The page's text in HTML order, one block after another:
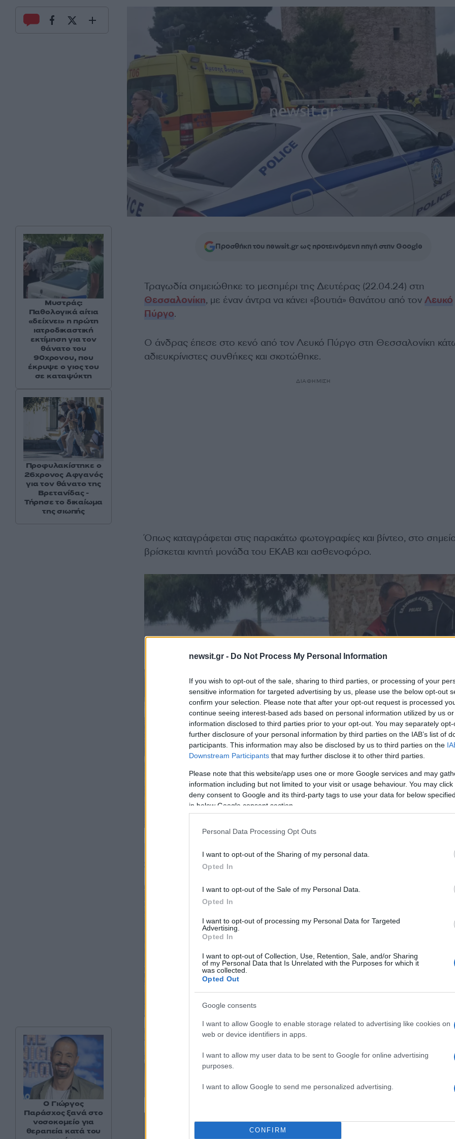
newsit.gr - Do Not Process My Personal Information
If you wish to opt-out of the sale, sharing to third parties, or processing of your
sensitive information for targeted advertising by us, please use the below opt-out
confirm your selection. Please note that after your opt-out request is processed
continue seeing interest-based ads based on personal information utilized by us
information disclosed to third parties prior to your opt-out. You may separately
further disclosure of your personal information by third parties on the IAB’s list of
participants. This information may also be disclosed by us to third parties on the
Downstream Participants that may further disclose it to other third parties.
Please note that this website/app uses one or more Google services and may
information including but not limited to your visit or usage behaviour. You may
deny consent to Google and its third-party tags to use your data for below
in below Google consent section.
Personal Data Processing Opt Outs
I want to opt-out of the Sharing of my personal data.
Opted In
I want to opt-out of the Sale of my Personal Data.
Opted In
I want to opt-out of processing my Personal Data for Targeted
Advertising.
Opted In
I want to opt-out of Collection, Use, Retention, Sale, and/or Sharing
of my Personal Data that Is Unrelated with the Purposes for which it
was collected.
Opted Out
Google consents
I want to allow Google to enable storage related to advertising like cookies on
web or device identifiers in apps.
I want to allow my user data to be sent to Google for online advertising
purposes.
I want to allow Google to send me personalized advertising.
CONFIRM
Προσθήκη του newsit.gr ως προτεινόμενη πηγή στην Google
Τραγωδία σημειώθηκε το μεσημέρι της Δευτέρας (22.04.24) στη
Θεσσαλονίκη, με έναν άντρα να κάνει «βουτιά» θανάτου από τον Λευκό
Πύργο.
Ο άνδρας έπεσε στο κενό από τον Λευκό Πύργο στη Θεσσαλονίκη
αδιευκρίνιστες συνθήκες και σκοτώθηκε.
ΔΙΑΦΗΜΙΣΗ
Όπως καταγράφεται στις παρακάτω φωτογραφίες και βίντεο, στο
βρίσκεται κινητή μονάδα του ΕΚΑΒ και ασθενοφόρο.
Μυστράς:
Παθολογικά αίτια
«δείχνει» η πρώτη
ιατροδικαστική
εκτίμηση για τον
θάνατο του
90χρονου, που
έκρυψε ο γιος του
σε καταψύκτη
Προφυλακίστηκε ο
26χρονος Αφγανός
για τον θάνατο της
Βρετανίδας -
Τήρησε το δικαίωμα
της σιωπής
O Γιώργος
Παράσχος ξανά στο
νοσοκομείο για
θεραπεία κατά του